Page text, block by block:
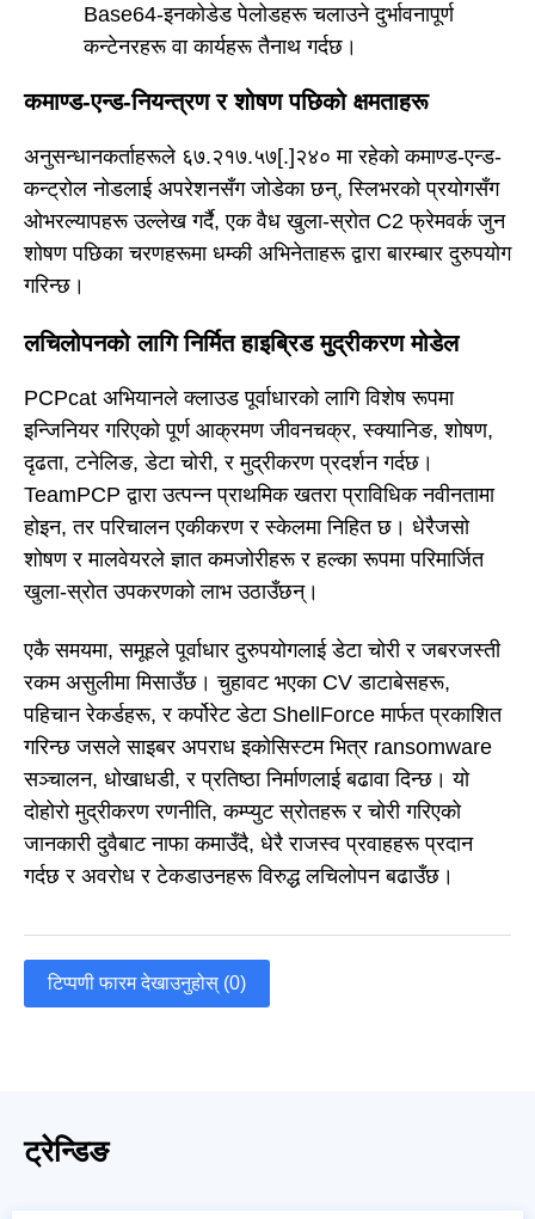
Base64-इनकोडेड पेलोडहरू चलाउने दुर्भावनापूर्ण
कन्टेनरहरू वा कार्यहरू तैनाथ गर्दछ।
कमाण्ड-एन्ड-नियन्त्रण र शोषण पछिको क्षमताहरू
अनुसन्धानकर्ताहरूले ६७.२१७.५७[.]२४० मा रहेको कमाण्ड-एन्ड-
कन्ट्रोल नोडलाई अपरेशनसँग जोडेका छन्, स्लिभरको प्रयोगसँग
ओभरल्यापहरू उल्लेख गर्दै, एक वैध खुला-स्रोत C2 फ्रेमवर्क जुन
शोषण पछिका चरणहरूमा धम्की अभिनेताहरू द्वारा बारम्बार दुरुपयोग
गरिन्छ।
लचिलोपनको लागि निर्मित हाइब्रिड मुद्रीकरण मोडेल
PCPcat अभियानले क्लाउड पूर्वाधारको लागि विशेष रूपमा
इन्जिनियर गरिएको पूर्ण आक्रमण जीवनचक्र, स्क्यानिङ, शोषण,
दृढता, टनेलिङ, डेटा चोरी, र मुद्रीकरण प्रदर्शन गर्दछ।
TeamPCP द्वारा उत्पन्न प्राथमिक खतरा प्राविधिक नवीनतामा
होइन, तर परिचालन एकीकरण र स्केलमा निहित छ। धेरैजसो
शोषण र मालवेयरले ज्ञात कमजोरीहरू र हल्का रूपमा परिमार्जित
खुला-स्रोत उपकरणको लाभ उठाउँछन्।
एकै समयमा, समूहले पूर्वाधार दुरुपयोगलाई डेटा चोरी र जबरजस्ती
रकम असुलीमा मिसाउँछ। चुहावट भएका CV डाटाबेसहरू,
पहिचान रेकर्डहरू, र कर्पोरेट डेटा ShellForce मार्फत प्रकाशित
गरिन्छ जसले साइबर अपराध इकोसिस्टम भित्र ransomware
सञ्चालन, धोखाधडी, र प्रतिष्ठा निर्माणलाई बढावा दिन्छ। यो
दोहोरो मुद्रीकरण रणनीति, कम्प्युट स्रोतहरू र चोरी गरिएको
जानकारी दुवैबाट नाफा कमाउँदै, धेरै राजस्व प्रवाहहरू प्रदान
गर्दछ र अवरोध र टेकडाउनहरू विरुद्ध लचिलोपन बढाउँछ।
टिप्पणी फारम देखाउनुहोस् (0)
ट्रेन्डिङ